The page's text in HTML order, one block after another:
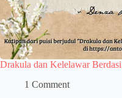
Drakula dan Kelelawar Berdasi
1 Comment